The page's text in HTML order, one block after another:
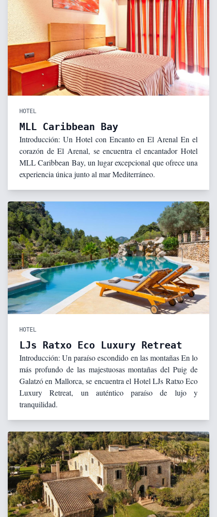
HOTEL
MLL Caribbean Bay
Introducción: Un Hotel con Encanto en El Arenal En el
corazón de El Arenal, se encuentra el encantador Hotel
MLL Caribbean Bay, un lugar excepcional que ofrece una
experiencia única junto al mar Mediterráneo.
HOTEL
LJs Ratxo Eco Luxury Retreat
Introducción: Un paraíso escondido en las montañas En lo
más profundo de las majestuosas montañas del Puig de
Galatzó en Mallorca, se encuentra el Hotel LJs Ratxo Eco
Luxury Retreat, un auténtico paraíso de lujo y
tranquilidad.